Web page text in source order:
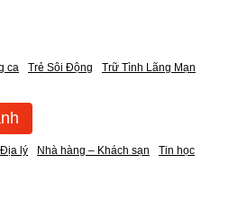
ca Trẻ Sôi Động Trữ Tình Lãng Mạn
lý Nhà hàng – Khách sạn Tin học